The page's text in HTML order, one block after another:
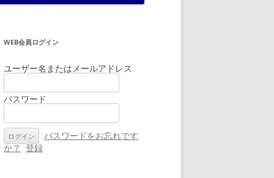
WEB会員ログイン
ユーザー名またはメールアドレス
パスワード
パスワードをお忘れです
か？ 登録